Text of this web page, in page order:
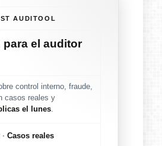
AUDITOOL
el auditor
control interno, fraude,
casos reales y
el lunes
· Casos reales